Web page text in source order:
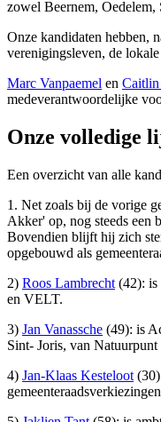
zowel Beernem,
Onze kandidaten hebben,
verenigingsleven, de
Marc Vanpaemel en
medeverantwoordelijke
Onze volledige
Een overzicht van alle
1. Net zoals bij de vorige
Akker' op, nog steeds een
Bovendien blijft hij zich
opgebouwd als
2) Roos Lambrecht (42): is
en VELT.
3) Jan Vanassche (49): is
Sint- Joris, van
4) Jan-Klaas Kesteloot